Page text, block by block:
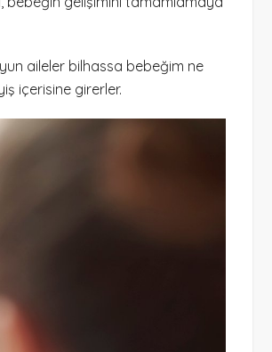
aileler bilhassa bebeğim ne
içerisine girerler.